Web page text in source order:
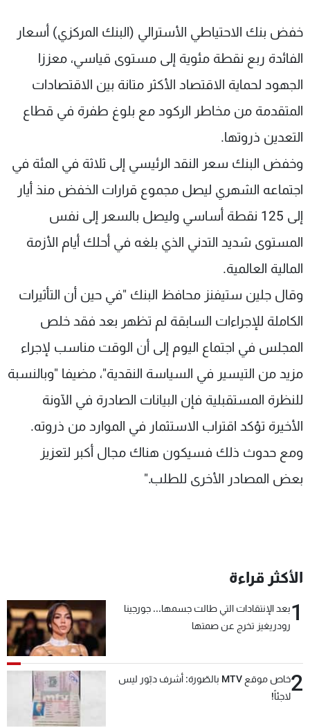
خفض بنك الاحتياطي الأسترالي (البنك المركزي) أسعار
الفائدة ربع نقطة مئوية إلى مستوى قياسي، معززا
الجهود لحماية الاقتصاد الأكثر متانة بين الاقتصادات
المتقدمة من مخاطر الركود مع بلوغ طفرة في قطاع
التعدين ذروتها.
وخفض البنك سعر النقد الرئيسي إلى ثلاثة في المئة في
اجتماعه الشهري ليصل مجموع قرارات الخفض منذ أيار
إلى 125 نقطة أساسي وليصل بالسعر إلى نفس
المستوى شديد التدني الذي بلغه في أحلك أيام الأزمة
المالية العالمية.
وقال جلين ستيفنز محافظ البنك "في حين أن التأثيرات
الكاملة للإجراءات السابقة لم تظهر بعد فقد خلص
المجلس في اجتماع اليوم إلى أن الوقت مناسب لإجراء
مزيد من التيسير في السياسة النقدية"، مضيفا "وبالنسبة
للنظرة المستقبلية فإن البيانات الصادرة في الآونة
الأخيرة تؤكد اقتراب الاستثمار في الموارد من ذروته.
ومع حدوث ذلك فسيكون هناك مجال أكبر لتعزيز
بعض المصادر الأخرى للطلب."
الأكثر قراءة
1بعد الإنتقادات التي طالت جسمها... جورجينا
رودريغيز تخرج عن صمتها
2
خاص موقع MTV بالصّورة: أشرف دبّور ليس
لاجئاً!
الإنـتـاج
لاعلاناتكم
تواصل معنا
شروط الإسـتخدام
سياسة الخصوصية